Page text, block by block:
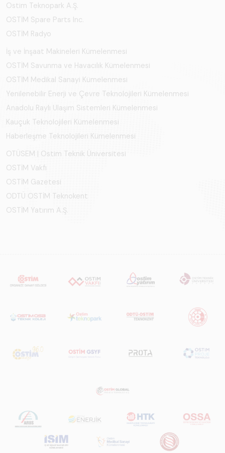
Ostim Teknopark A.Ş.
OSTİM Spare Parts Inc.
OSTİM Radyo
İş ve İnşaat Makineleri Kümelenmesi
OSTİM Savunma ve Havacılık Kümelenmesi
OSTİM Medikal Sanayi Kümelenmesi
Yenilenebilir Enerji ve Çevre Teknolojileri Kümelenmesi
Anadolu Raylı Ulaşım Sistemleri Kümelenmesi
Kauçuk Teknolojileri Kümelenmesi
Haberleşme Teknolojileri Kümelenmesi
OTÜSEM | Ostim Teknik Üniversitesi
OSTİM Vakfı
OSTİM Gazetesi
ODTÜ OSTİM Teknokent
OSTİM Yatırım A.Ş.